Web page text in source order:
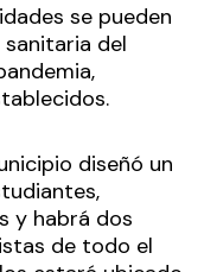
se pueden
del
diseñó un
y habrá dos
de todo el